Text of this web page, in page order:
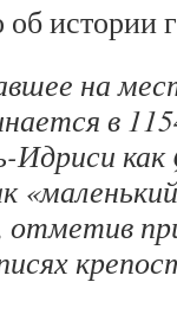
истории
на
в
Идриси
отметив